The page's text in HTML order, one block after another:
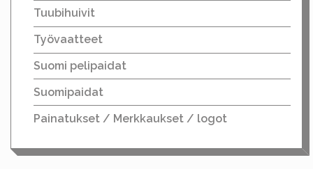
Tuubihuivit
Työvaatteet
Suomi pelipaidat
Suomipaidat
Painatukset / Merkkaukset / logot